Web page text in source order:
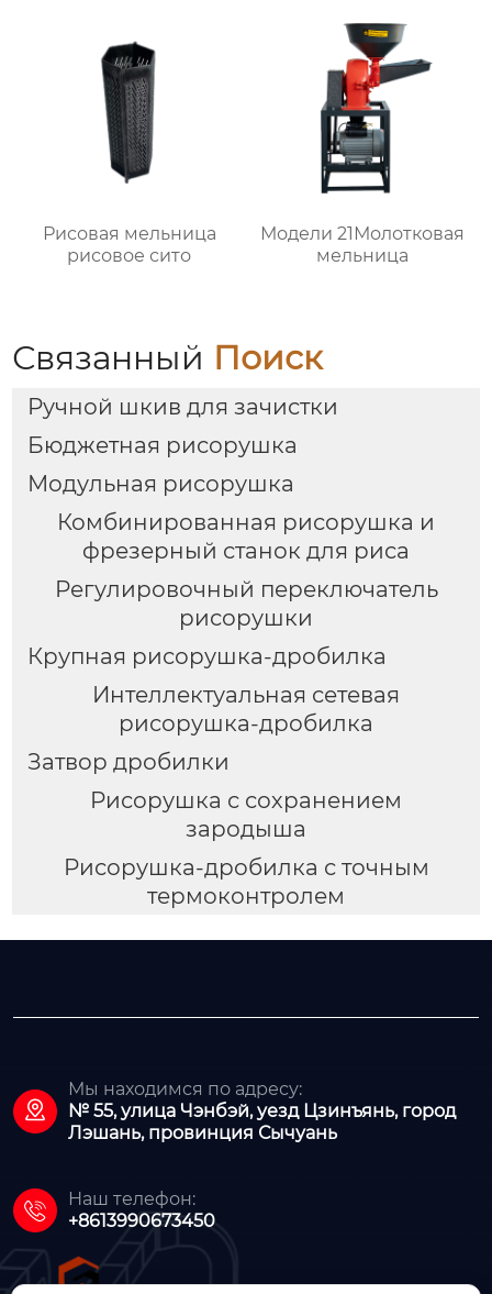
Рисовая мельница
рисовое сито
Модели 21Молотковая
мельница
Связанный Поиск
Ручной шкив для зачистки
Бюджетная рисорушка
Модульная рисорушка
Комбинированная рисорушка и
фрезерный станок для риса
Регулировочный переключатель
рисорушки
Крупная рисорушка-дробилка
Интеллектуальная сетевая
рисорушка-дробилка
Затвор дробилки
Рисорушка с сохранением
зародыша
Рисорушка-дробилка с точным
термоконтролем

Мы находимся по адресу:
№ 55, улица Чэнбэй, уезд Цзинъянь, город
Лэшань, провинция Сычуань

Наш телефон:
+8613990673450